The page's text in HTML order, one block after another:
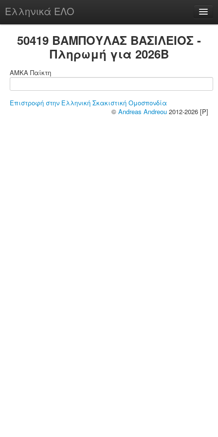
Ελληνικά ΕΛΟ
chesstu.be @ discord
50419 ΒΑΜΠΟΥΛΑΣ ΒΑΣΙΛΕΙΟΣ -
Πληρωμή για 2026B
ΑΜΚΑ Παίκτη
Επιστροφή στην Ελληνική Σκακιστική Ομοσπονδία
© Andreas Andreou 2012-2026 [P]